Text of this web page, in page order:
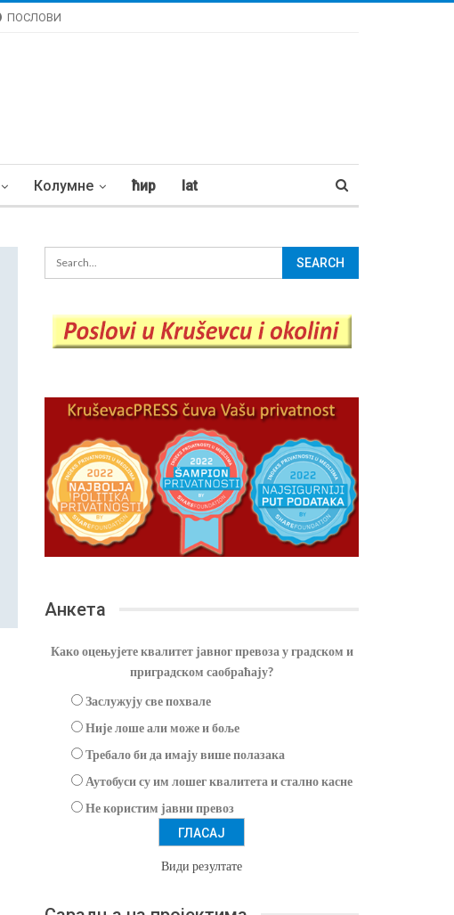
ПОСЛОВИ
Колумне ћир lat
Анкета
Како оцењујете квалитет јавног превоза у градском и
приградском саобраћају?
Заслужују све похвале
Није лоше али може и боље
Требало би да имају више полазака
Аутобуси су им лошег квалитета и стално касне
Не користим јавни превоз
Види резултате